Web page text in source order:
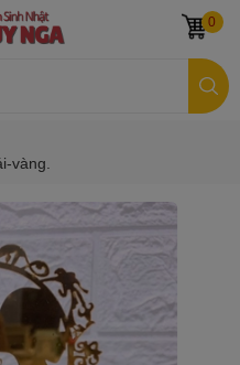
0
vàng.